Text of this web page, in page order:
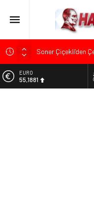
Soner Çiçekli’den
Edremit’te
ALTIN
6.660,55